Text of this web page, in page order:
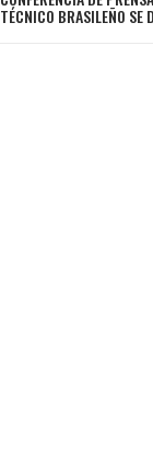
TÉCNICO BRASILEÑO SE